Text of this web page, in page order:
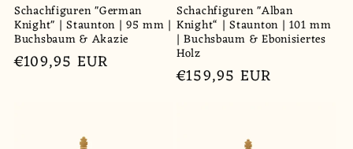
Schachfiguren "German
Knight" | Staunton | 95 mm |
Buchsbaum & Akazie
Normaler
€109,95 EUR
Schachfiguren "Alban
Knight“ | Staunton | 101 mm
| Buchsbaum & Ebonisiertes
Holz
Normaler
€159,95 EUR